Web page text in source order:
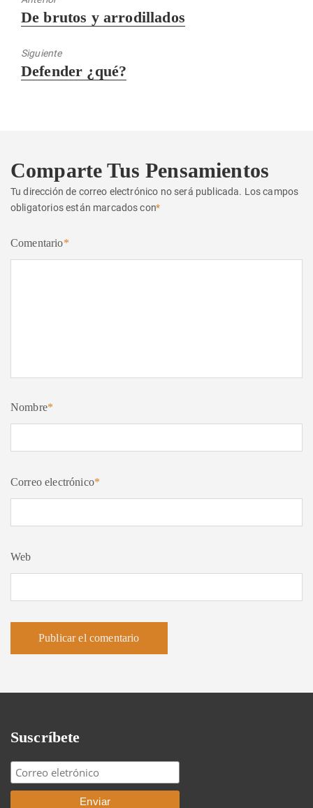
Entrada
De brutos y arrodillados
Siguiente
Entrada
Defender ¿qué?
Comparte Tus Pensamientos
Tu dirección de correo electrónico no será publicada. Los campos
obligatorios están marcados con*
Comentario*
Nombre*
Correo electrónico*
Web
Suscríbete